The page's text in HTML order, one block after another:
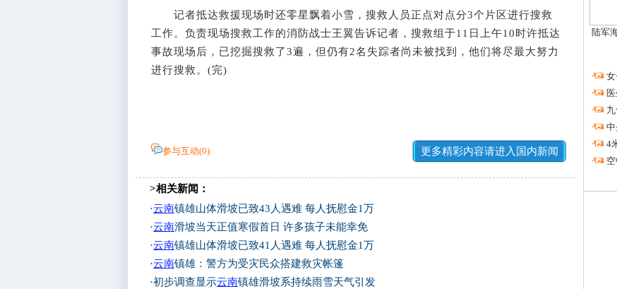
记者抵达救援现场时还零星飘着小雪，搜救人员正点对点分3个片区进行搜救
工作。负责现场搜救工作的消防战士王翼告诉记者，搜救组于11日上午10时许抵达
事故现场后，已挖掘搜救了3遍，但仍有2名失踪者尚未被找到，他们将尽最大努力
进行搜救。(完)
参与互动(0) 更多精彩内容请进入国内新闻
>相关新闻：
·云南镇雄山体滑坡已致43人遇难 每人抚慰金1万
·云南滑坡当天正值寒假首日 许多孩子未能幸免
·云南镇雄山体滑坡已致41人遇难 每人抚慰金1万
·云南镇雄：警方为受灾民众搭建救灾帐篷
·初步调查显示云南镇雄滑坡系持续雨雪天气引发
陆军
·
·
·
·
·
4
·